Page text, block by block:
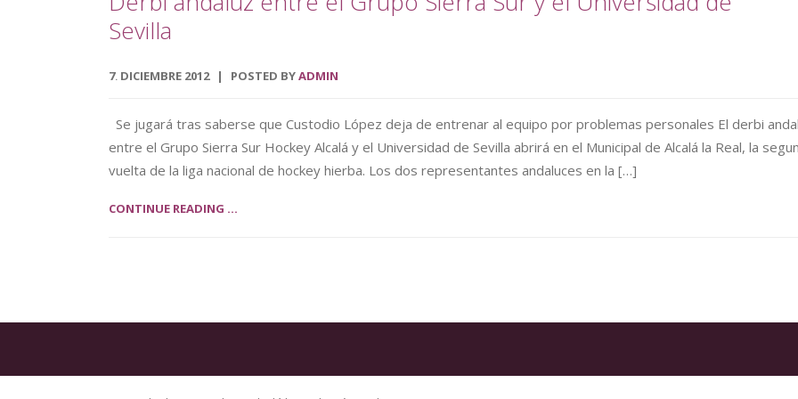
Sevilla
7. DICIEMBRE 2012 POSTED BYADMIN
Se jugará tras saberse que Custodio López deja de entrenar al equipo por problemas personales El derbi
entre el Grupo Sierra Sur Hockey Alcalá y el Universidad de Sevilla abrirá en el Municipal de Alcalá la Real, la
vuelta de la liga nacional de hockey hierba. Los dos representantes andaluces en la […]
CONTINUE READING ...